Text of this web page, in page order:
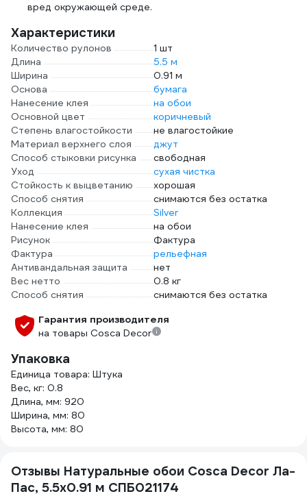
вред окружающей среде.
Характеристики
Количество рулонов
1 шт
Длина
5.5 м
Ширина
0.91 м
Основа
бумага
Нанесение клея
на обои
Основной цвет
коричневый
Степень влагостойкости
не влагостойкие
Материал верхнего слоя
джут
Способ стыковки рисунка
свободная
Уход
сухая чистка
Стойкость к выцветанию
хорошая
Способ снятия
снимаются без остатка
Коллекция
Silver
Нанесение клея
на обои
Рисунок
Фактура
Фактура
рельефная
Антивандальная защита
нет
Вес нетто
0.8 кг
Способ снятия
снимаются без остатка
Гарантия производителя
на товары Cosca Decor
Упаковка
Единица товара: Штука
Вес, кг: 0.8
Длина, мм: 920
Ширина, мм: 80
Высота, мм: 80
Отзывы Натуральные обои Cosca Decor Ла-
Пас, 5.5x0.91 м СПБ021174